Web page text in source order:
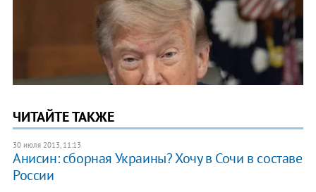
ЧИТАЙТЕ ТАКЖЕ
30 июля 2013, 11:13
Анисин: сборная Украины? Хочу в Сочи в составе
России